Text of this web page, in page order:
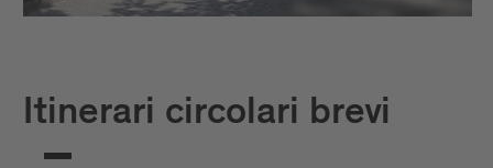
Itinerari circolari brevi